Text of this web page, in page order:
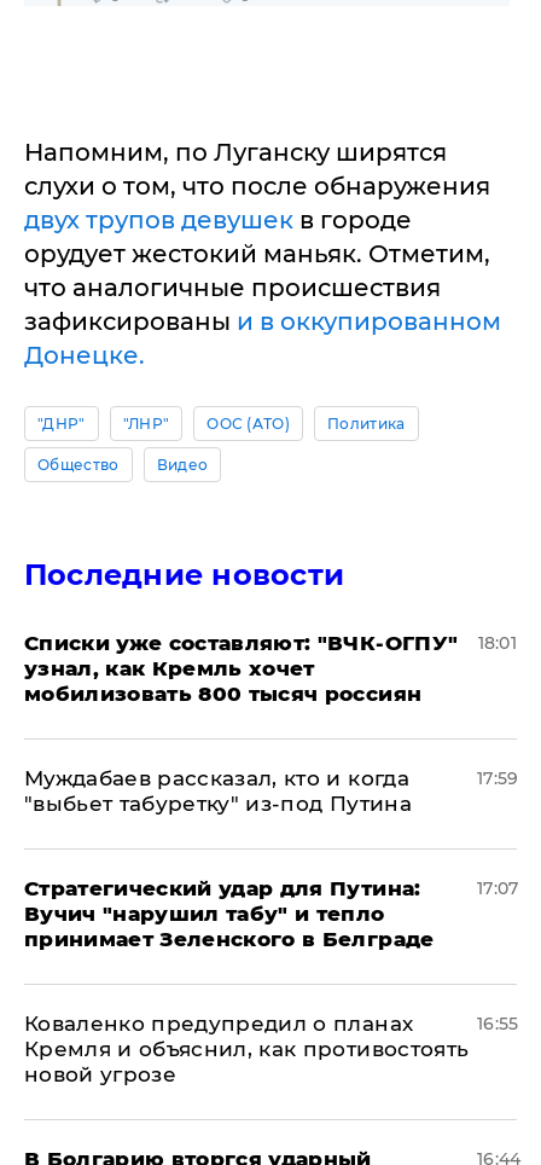
Напомним, по Луганску ширятся
слухи о том, что после обнаружения
двух трупов девушек в городе
орудует жестокий маньяк. Отметим,
что аналогичные происшествия
зафиксированы и в оккупированном
Донецке.
"ДНР" "ЛНР" ООС (АТО) Политика
Общество Видео
Последние новости
Списки уже составляют: "ВЧК-ОГПУ"
узнал, как Кремль хочет
мобилизовать 800 тысяч россиян
18:01
Муждабаев рассказал, кто и когда
"выбьет табуретку" из-под Путина
17:59
Стратегический удар для Путина:
Вучич "нарушил табу" и тепло
принимает Зеленского в Белграде
17:07
Коваленко предупредил о планах
Кремля и объяснил, как противостоять
новой угрозе
16:55
В Болгарию вторгся ударный 16:44